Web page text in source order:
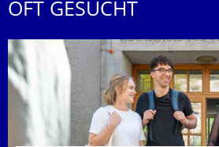
OFT GESUCHT